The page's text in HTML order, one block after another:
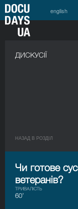
english
ДИСКУСІЇ
НАЗАД В РОЗДIЛ
Чи готове
ветеранів?
ТРИВАЛІСТЬ
60’